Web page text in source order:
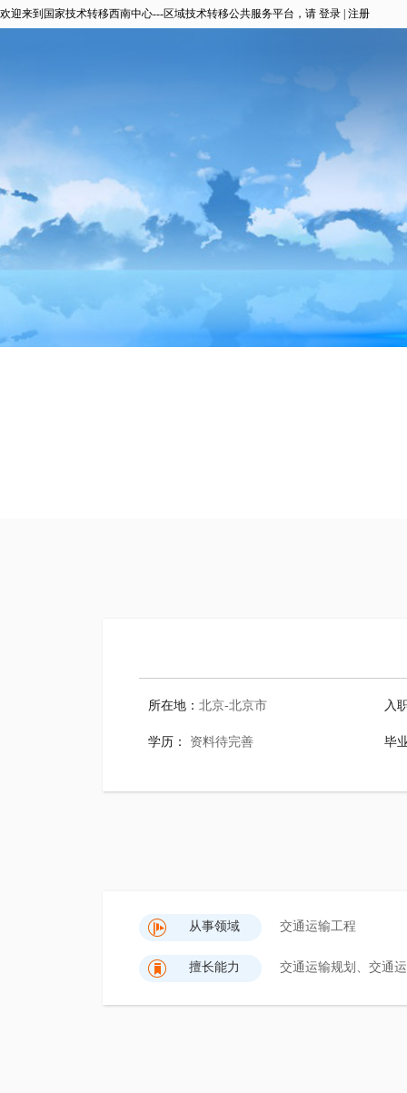
欢迎来到国家技术转移西南中心---区域技术转移公共服务平台，请 登录 注册
所在地： 北京-北京市 入
学历： 资料待完善 毕
从事领域 交通运输工程
擅长能力 交通运输规划、交通